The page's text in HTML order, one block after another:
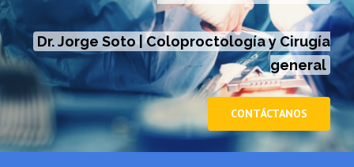
Dr. Jorge Soto | Coloproctología y Cirugía
general
CONTÁCTANOS